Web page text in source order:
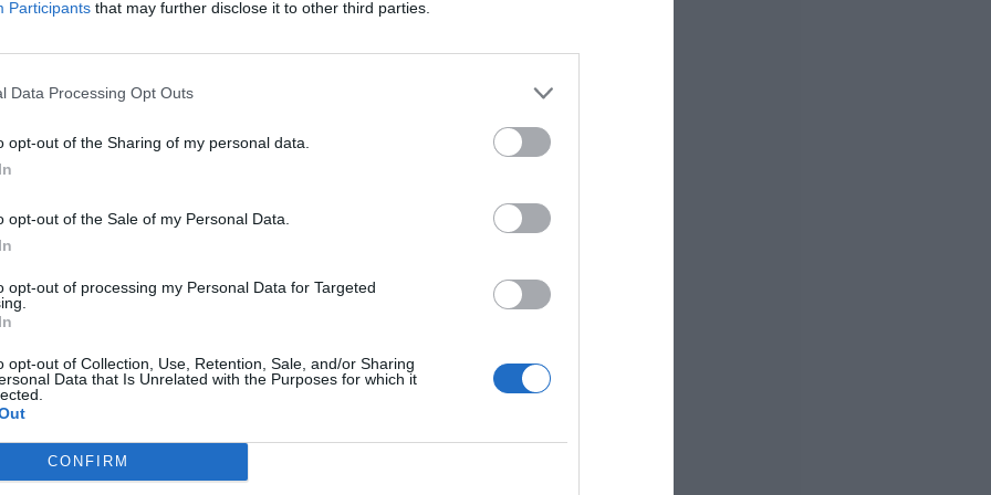
Participants that may further disclose it to other third parties.
Data Processing Opt Outs
opt-out of the Sharing of my personal data.
opt-out of the Sale of my Personal Data.
opt-out of processing my Personal Data for Targeted
opt-out of Collection, Use, Retention, Sale, and/or Sharing
Data that Is Unrelated with the Purposes for which it
CONFIRM
la localidad alicantina de Alcoy a un
de una empresa de reciclaje de ropa usada,
extranjeros.
identificación de cinco trabajadores,
la detección de graves irregularidades
denuncia presentada por un ciudadano
trabajaba sin contrato ni seguro,
durante jornadas de hasta 11 horas
euros, del que únicamente había